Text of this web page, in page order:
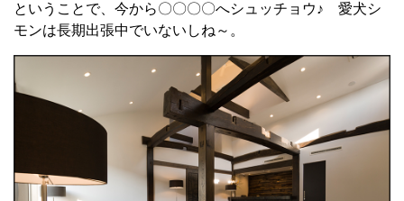
ということで、今から〇〇〇〇へシュッチョウ♪ 愛犬シ
モンは長期出張中でいないしね～。